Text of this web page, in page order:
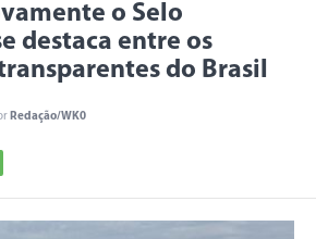
o Selo
destaca entre os
do Brasil
Redação/WK0